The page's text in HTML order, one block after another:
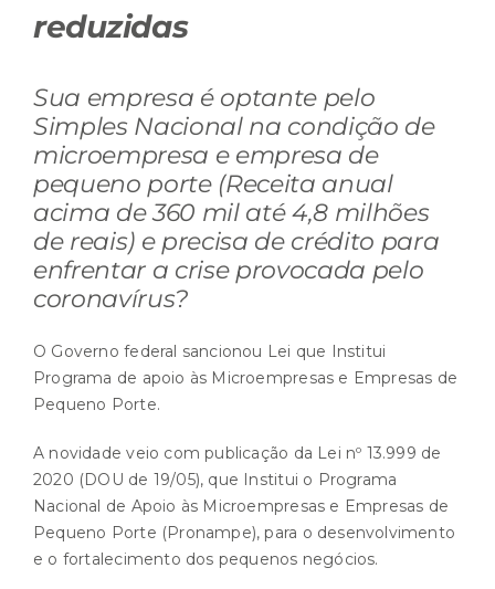
reduzidas
Sua empresa é optante pelo
Simples Nacional na condição de
microempresa e empresa de
pequeno porte (Receita anual
acima de 360 mil até 4,8 milhões
de reais) e precisa de crédito para
enfrentar a crise provocada pelo
coronavírus?
O Governo federal sancionou Lei que Institui
Programa de apoio às Microempresas e Empresas de
Pequeno Porte.
A novidade veio com publicação da Lei nº 13.999 de
2020 (DOU de 19/05), que Institui o Programa
Nacional de Apoio às Microempresas e Empresas de
Pequeno Porte (Pronampe), para o desenvolvimento
e o fortalecimento dos pequenos negócios.